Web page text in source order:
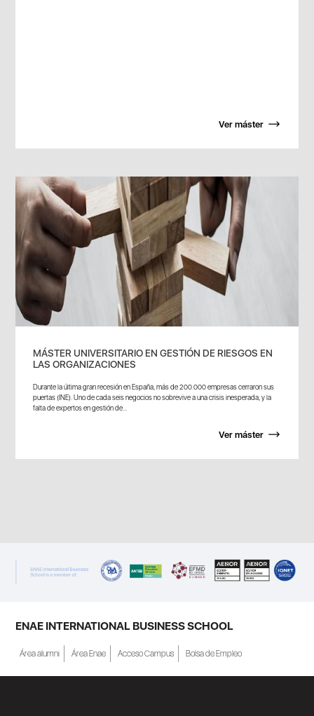
Ver máster
MÁSTER UNIVERSITARIO EN GESTIÓN DE RIESGOS EN
LAS ORGANIZACIONES
Durante la última gran recesión en España, más de 200.000 empresas cerraron sus
puertas (INE). Uno de cada seis negocios no sobrevive a una crisis inesperada, y la
falta de expertos en gestión de...
Ver máster
ENAE INTERNATIONAL BUSINESS SCHOOL
Área alumni Área Enae Acceso Campus Bolsa de Empleo